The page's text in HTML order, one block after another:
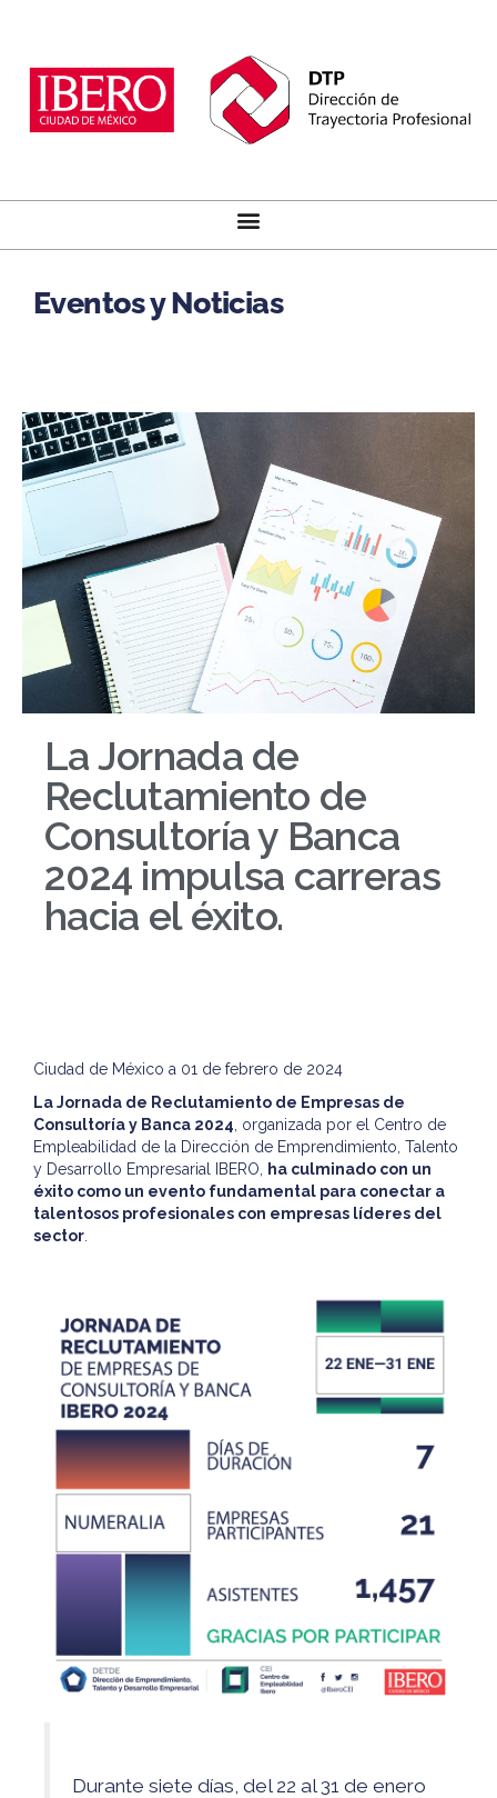
Eventos y Noticias
La Jornada de
Reclutamiento de
Consultoría y Banca
2024 impulsa carreras
hacia el éxito.
Ciudad de México a 01 de febrero de 2024
La Jornada de Reclutamiento de Empresas de
Consultoría y Banca 2024 , organizada por el Centro de
Empleabilidad de la Dirección de Emprendimiento, Talento
y Desarrollo Empresarial IBERO,
ha culminado con un
éxito como un evento fundamental para conectar a
talentosos profesionales con empresas líderes del
sector
Durante siete días, del 22 al 31 de enero